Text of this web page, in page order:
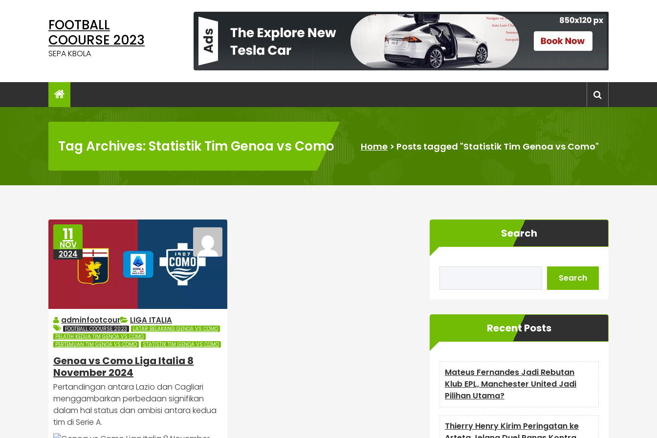
FOOTBALL
COOURSE 2023
SEPA KBOLA
Tag Archives: Statistik Tim Genoa vs Como Home > Posts tagged "Statistik Tim Genoa vs Como"
11
NOV
2024
adminfootcour LIGA ITALIA
FOOTBALL COOURSE 2023
LATAR BELAKANG GENOA VS COMO
PELATIH KEDUA TIM GENOA VS COMO
PERTEMUAN TIM GENOA VS COMO
STATISTIK TIM GENOA VS COMO
Genoa vs Como Liga Italia 8
November 2024
Pertandingan antara Lazio dan Cagliari
menggambarkan perbedaan signifikan
dalam hal status dan ambisi antara kedua
tim di Serie A.
Search
Search
Recent Posts
Mateus Fernandes Jadi Rebutan
Klub EPL, Manchester United Jadi
Pilihan Utama?
Thierry Henry Kirim Peringatan ke